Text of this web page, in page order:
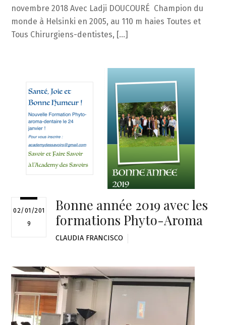
novembre 2018 Avec Ladji DOUCOURÉ Champion du
monde à Helsinki en 2005, au 110 m haies Toutes et
Tous Chirurgiens-dentistes, […]
02/01/201
9
Bonne année 2019 avec les
formations Phyto-Aroma
CLAUDIA FRANCISCO